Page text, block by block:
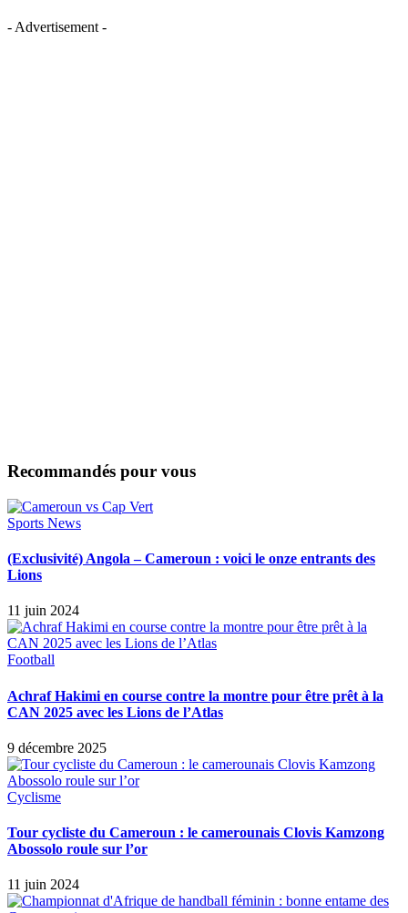
- Advertisement -
Recommandés pour vous
Sports News
(Exclusivité) Angola – Cameroun : voici le onze entrants des
Lions
11 juin 2024
Football
Achraf Hakimi en course contre la montre pour être prêt à la
CAN 2025 avec les Lions de l’Atlas
9 décembre 2025
Cyclisme
Tour cycliste du Cameroun : le camerounais Clovis Kamzong
Abossolo roule sur l’or
11 juin 2024